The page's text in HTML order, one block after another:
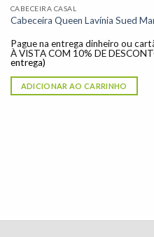
CABECEIRA CASAL
Cabeceira Queen Lavínia Sued
Pague na entrega dinheiro ou
À VISTA COM 10% DE
entrega)
ADICIONAR AO CARRINHO